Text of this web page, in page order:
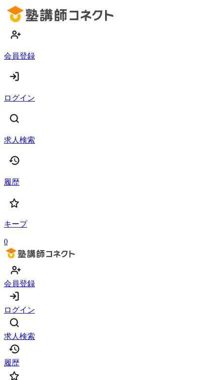
会員登録
ログイン
求人検索
履歴
キープ
0
会員登録
ログイン
求人検索
履歴